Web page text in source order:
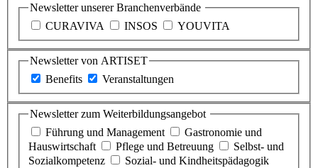
Newsletter unserer Branchenverbände
CURAVIVA
INSOS YOUVITA
Newsletter von ARTISET
Benefits
Veranstaltungen
Newsletter zum Weiterbildungsangebot
Führung und Management
Gastronomie und
Hauswirtschaft
Pflege und Betreuung
Selbst- und
Sozialkompetenz
Sozial- und Kindheitspädagogik